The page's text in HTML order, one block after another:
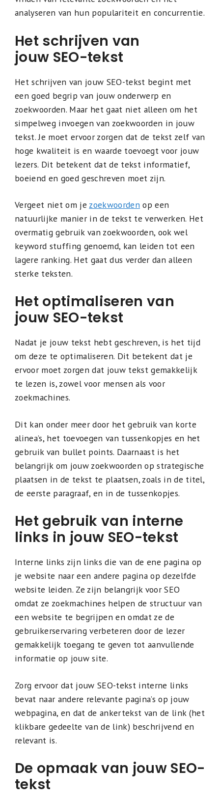
analyseren van hun populariteit en concurrentie.
Het schrijven van
jouw SEO-tekst
Het schrijven van jouw SEO-tekst begint met
een goed begrip van jouw onderwerp en
zoekwoorden. Maar het gaat niet alleen om het
simpelweg invoegen van zoekwoorden in jouw
tekst. Je moet ervoor zorgen dat de tekst zelf van
hoge kwaliteit is en waarde toevoegt voor jouw
lezers. Dit betekent dat de tekst informatief,
boeiend en goed geschreven moet zijn.
Vergeet niet om je zoekwoordenop een
natuurlijke manier in de tekst te verwerken. Het
overmatig gebruik van zoekwoorden, ook wel
keyword stuffing genoemd, kan leiden tot een
lagere ranking. Het gaat dus verder dan alleen
sterke teksten.
Het optimaliseren van
jouw SEO-tekst
Nadat je jouw tekst hebt geschreven, is het tijd
om deze te optimaliseren. Dit betekent dat je
ervoor moet zorgen dat jouw tekst gemakkelijk
te lezen is, zowel voor mensen als voor
zoekmachines.
Dit kan onder meer door het gebruik van korte
alinea’s, het toevoegen van tussenkopjes en het
gebruik van bullet points. Daarnaast is het
belangrijk om jouw zoekwoorden op strategische
plaatsen in de tekst te plaatsen, zoals in de titel,
de eerste paragraaf, en in de tussenkopjes.
Het gebruik van interne
links in jouw SEO-tekst
Interne links zijn links die van de ene pagina op
je website naar een andere pagina op dezelfde
website leiden. Ze zijn belangrijk voor SEO
omdat ze zoekmachines helpen de structuur van
een website te begrijpen en omdat ze de
gebruikerservaring verbeteren door de lezer
gemakkelijk toegang te geven tot aanvullende
informatie op jouw site.
Zorg ervoor dat jouw SEO-tekst interne links
bevat naar andere relevante pagina’s op jouw
webpagina, en dat de ankertekst van de link (het
klikbare gedeelte van de link) beschrijvend en
relevant is.
De opmaak van jouw SEO-
tekst